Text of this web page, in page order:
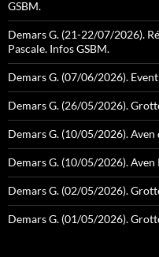
GSBM.
Demars G. (21-22/07/2026).
Pascale. Infos GSBM.
Demars G. (07/06/2026).
Demars G. (26/05/2026).
Demars G. (10/05/2026).
Demars G. (10/05/2026). Aven
Demars G. (02/05/2026).
Demars G. (01/05/2026).